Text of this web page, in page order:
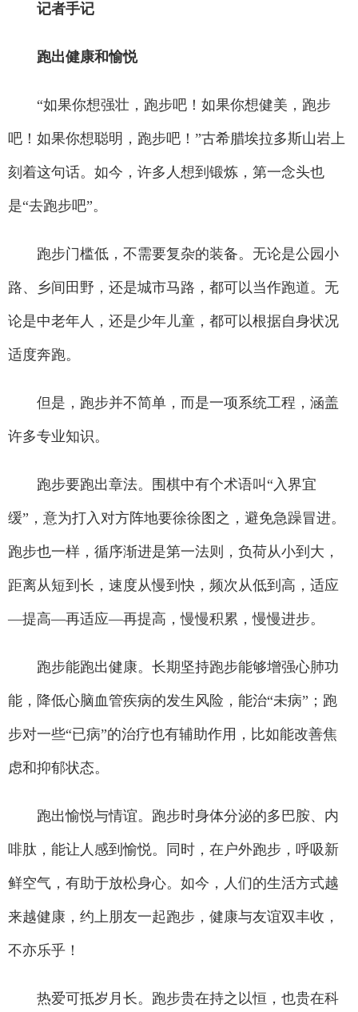
记者手记
跑出健康和愉悦
“如果你想强壮，跑步吧！如果你想健美，跑步
吧！如果你想聪明，跑步吧！”古希腊埃拉多斯山岩上
刻着这句话。如今，许多人想到锻炼，第一念头也
是“去跑步吧”。
跑步门槛低，不需要复杂的装备。无论是公园小
路、乡间田野，还是城市马路，都可以当作跑道。无
论是中老年人，还是少年儿童，都可以根据自身状况
适度奔跑。
但是，跑步并不简单，而是一项系统工程，涵盖
许多专业知识。
跑步要跑出章法。围棋中有个术语叫“入界宜
缓”，意为打入对方阵地要徐徐图之，避免急躁冒进。
跑步也一样，循序渐进是第一法则，负荷从小到大，
距离从短到长，速度从慢到快，频次从低到高，适应
—提高—再适应—再提高，慢慢积累，慢慢进步。
跑步能跑出健康。长期坚持跑步能够增强心肺功
能，降低心脑血管疾病的发生风险，能治“未病”；跑
步对一些“已病”的治疗也有辅助作用，比如能改善焦
虑和抑郁状态。
跑出愉悦与情谊。跑步时身体分泌的多巴胺、内
啡肽，能让人感到愉悦。同时，在户外跑步，呼吸新
鲜空气，有助于放松身心。如今，人们的生活方式越
来越健康，约上朋友一起跑步，健康与友谊双丰收，
不亦乐乎！
热爱可抵岁月长。跑步贵在持之以恒，也贵在科